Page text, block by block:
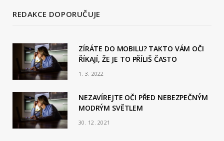
REDAKCE DOPORUČUJE
ZÍRÁTE DO MOBILU? TAKTO VÁM OČI
ŘÍKAJÍ, ŽE JE TO PŘÍLIŠ ČASTO
1. 3. 2022
NEZAVÍREJTE OČI PŘED NEBEZPEČNÝM
MODRÝM SVĚTLEM
30. 12. 2021